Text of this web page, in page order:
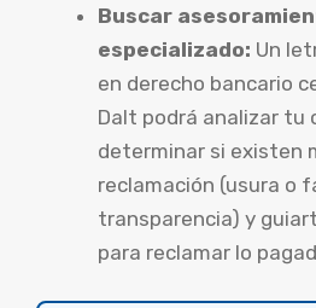
Buscar
especializado: Un
en derecho bancario
Dalt podrá analizar tu
determinar si existen
reclamación (usura o
transparencia) y
para reclamar lo